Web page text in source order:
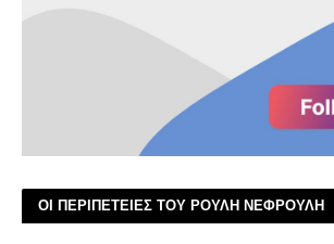
ΟΙ ΠΕΡΙΠΕΤΕΙΕΣ ΤΟΥ ΡΟΥΛΗ ΝΕΦΡΟΥΛΗ